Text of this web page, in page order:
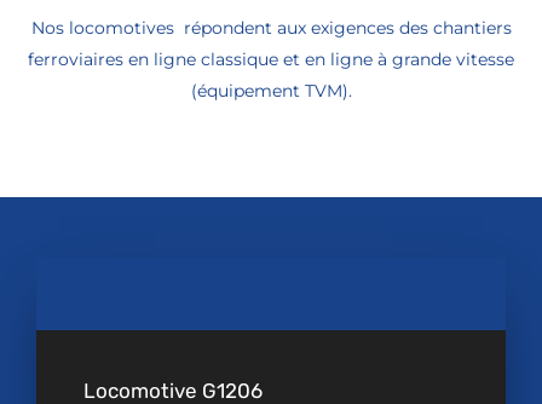
Nos locomotives répondent aux exigences des chantiers
ferroviaires en ligne classique et en ligne à grande vitesse
(équipement TVM).
Locomotive G1206